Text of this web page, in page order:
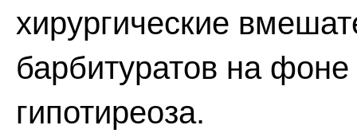
хирургические
барбитуратов на
гипотиреоза.